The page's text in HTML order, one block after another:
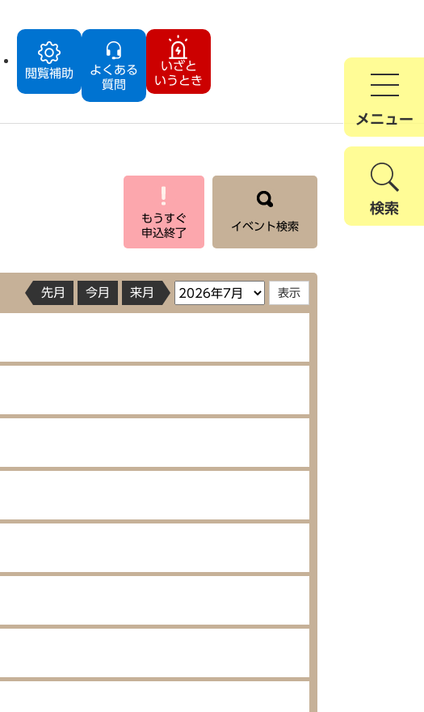
閲覧補助
よくある
質問
いざと
いうとき
メニュー
検索
もうすぐ
申込終了
イベント検索
先月 今月 来月